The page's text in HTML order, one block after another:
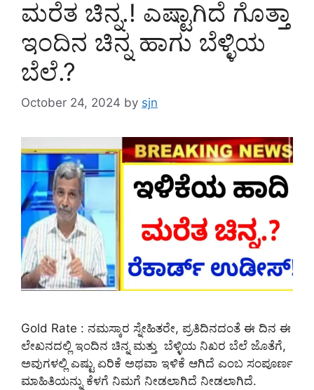
ಮರೆತ ಚಿನ್ನ.! ಎಷ್ಟಾಗಿದೆ ಗೊತ್ತಾ
ಇಂದಿನ ಚಿನ್ನ ಹಾಗು ಬೆಳ್ಳಿಯ
ಬೆಲೆ.?
October 24, 2024 by sjn
Gold Rate : ನಮಸ್ಕಾರ ಸ್ನೇಹಿತರೇ, ಪ್ರತಿದಿನದಂತೆ ಈ ದಿನ ಈ
ಲೇಖನದಲ್ಲಿ ಇಂದಿನ ಚಿನ್ನ ಮತ್ತು ಬೆಳ್ಳಿಯ ನಿಖರ ಬೆಲೆ ಜೊತೆಗೆ,
ಅವುಗಳಲ್ಲಿ ಎಷ್ಟು ಏರಿಕೆ ಅಥವಾ ಇಳಿಕೆ ಆಗಿದೆ ಎಂಬ ಸಂಪೂರ್ಣ
ಮಾಹಿತಿಯನ್ನು ಕೆಳಗೆ ನಿಮಗೆ ನೀಡಲಾಗಿದೆ ನೀಡಲಾಗಿದೆ.